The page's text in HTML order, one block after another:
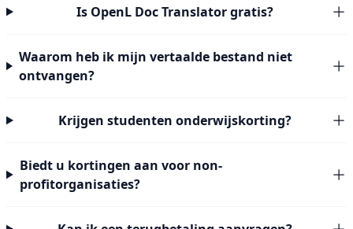
Is OpenL Doc Translator gratis?
Waarom heb ik mijn vertaalde bestand niet
ontvangen?
Krijgen studenten onderwijskorting?
Biedt u kortingen aan voor non-
profitorganisaties?